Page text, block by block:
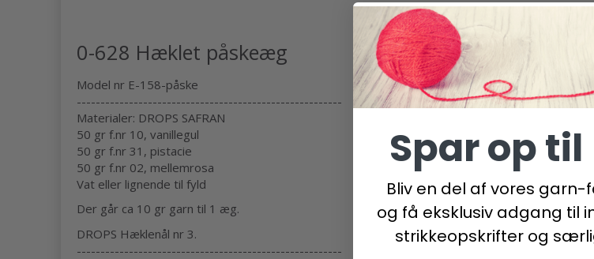
0-628 Hæklet påskeæg
Model nr E-158-påske
--------------------------------------------------------
Materialer: DROPS SAFRAN
50 gr f.nr 10, vanillegul
50 gr f.nr 31, pistacie
50 gr f.nr 02, mellemrosa
Vat eller lignende til fyld
Der går ca 10 gr garn til 1 æg.
DROPS Hæklenål nr 3.
--------------------------------------------------------
Spar op til
Bliv en del af vores
og få eksklusiv adgang til
strikkeopskrifter og